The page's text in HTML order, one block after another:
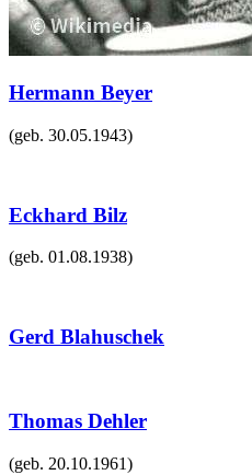
Hermann Beyer
(geb. 30.05.1943)
Eckhard Bilz
(geb. 01.08.1938)
Gerd Blahuschek
Thomas Dehler
(geb. 20.10.1961)